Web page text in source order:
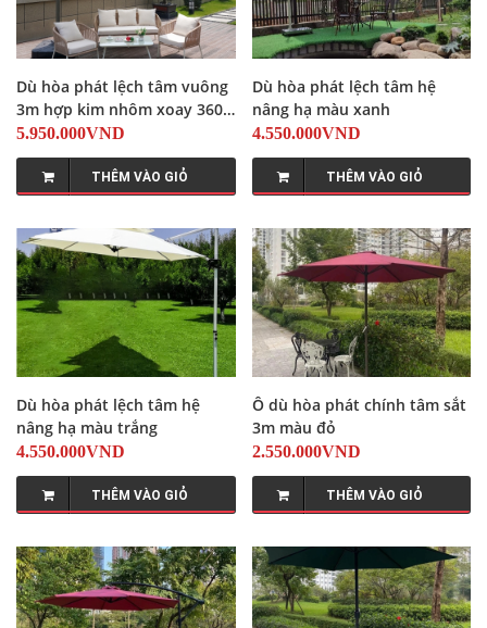
Dù hòa phát lệch tâm vuông
3m hợp kim nhôm xoay 360
màu trắng
5.950.000VND
THÊM VÀO GIỎ
Dù hòa phát lệch tâm hệ
nâng hạ màu xanh
4.550.000VND
THÊM VÀO GIỎ
Dù hòa phát lệch tâm hệ
nâng hạ màu trắng
4.550.000VND
THÊM VÀO GIỎ
Ô dù hòa phát chính tâm sắt
3m màu đỏ
2.550.000VND
THÊM VÀO GIỎ